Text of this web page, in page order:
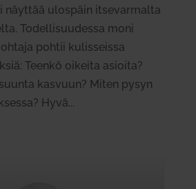
näyttää ulospäin itse­var­malta
Todel­li­suu­dessa moni
pohtii kulis­seissa
Teenkö oikeita asioita?
kasvuun? Miten pysyn
Hyvä...